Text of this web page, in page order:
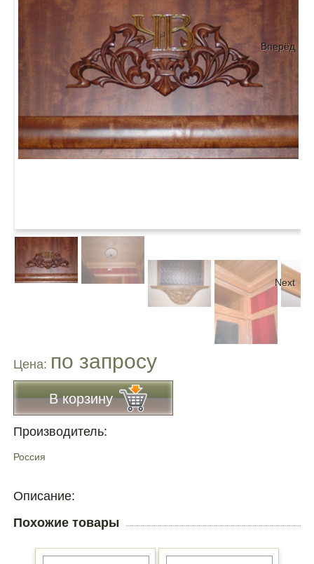
Вперёд
Next
Цена: по запросу
В корзину
Производитель:
Россия
Описание:
Похожие товары